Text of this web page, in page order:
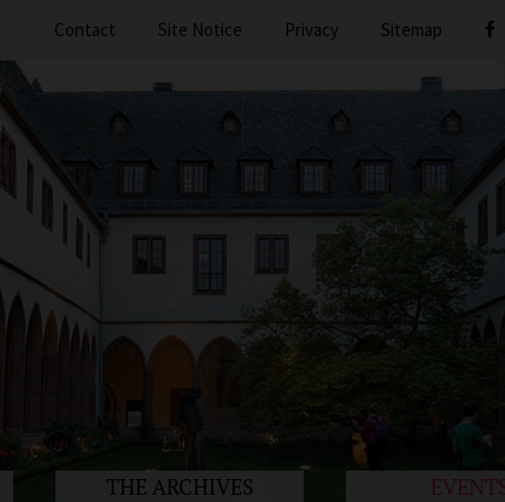
Contact Site Notice Privacy Sitemap
THE ARCHIVES